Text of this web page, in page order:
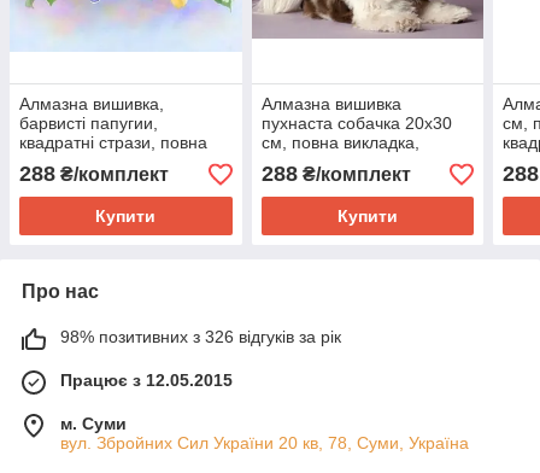
Алмазна вишивка,
барвисті папугии,
квадратні стрази, повна
викладка Huacan
288 ₴/комплект
Купити
Алмазна вишивка
пухнаста собачка 20х30
см, повна викладка,
квадратні стрази
288₴/комплект
Купити
см,
288
Про нас
98% позитивних з 326 відгуків за рік
Працює з 12.05.2015
м. Суми
вул. Збройних Сил України 20 кв, 78, Суми, Україна